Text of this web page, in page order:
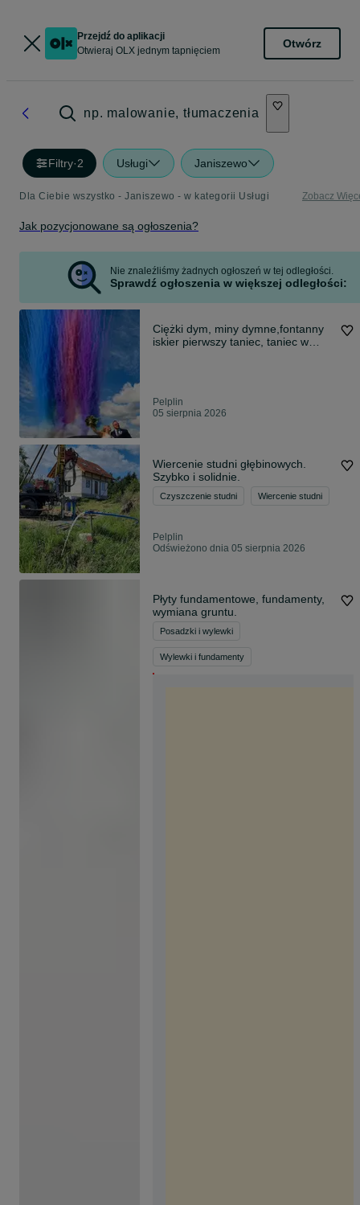
Przejdź do aplikacji
Otwieraj OLX jednym tapnięciem
Otwórz
np. malowanie, tłumaczenia
Filtry·2 Usługi Janiszewo
Dla Ciebie wszystko - Janiszewo - w kategorii Usługi Zobacz
Jak pozycjonowane są ogłoszenia?
Nie znaleźliśmy żadnych ogłoszeń w tej odległości.
Sprawdź ogłoszenia w większej odległości:
Ciężki dym, miny dymne,fontanny
iskier pierwszy taniec, taniec w
Pelplin
05 sierpnia 2026
Wiercenie studni głębinowych.
Szybko i solidnie.
Czyszczenie studni Wiercenie studni
Pelplin
Odświeżono dnia 05 sierpnia 2026
Płyty fundamentowe, fundamenty,
wymiana gruntu.
Posadzki i wylewki
Wylewki i fundamenty